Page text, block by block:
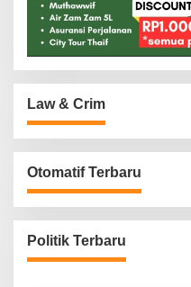
Law & Crim
Otomatif Terbaru
Politik Terbaru